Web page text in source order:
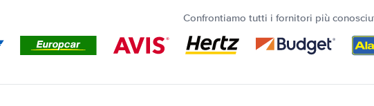
Confrontiamo tutti i fornitori più